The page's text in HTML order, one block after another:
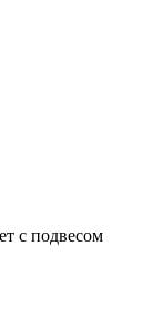
с подвесом